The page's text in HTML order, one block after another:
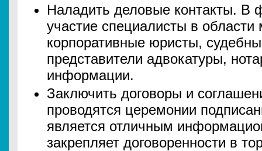
Наладить деловые контакты. В
участие специалисты в
корпоративные юристы,
представители адвокатуры,
информации.
Заключить договоры и
проводятся церемонии
является отличным
закрепляет договоренности в